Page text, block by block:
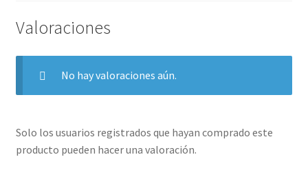
Valoraciones
No hay valoraciones aún.
Solo los usuarios registrados que hayan comprado este
producto pueden hacer una valoración.